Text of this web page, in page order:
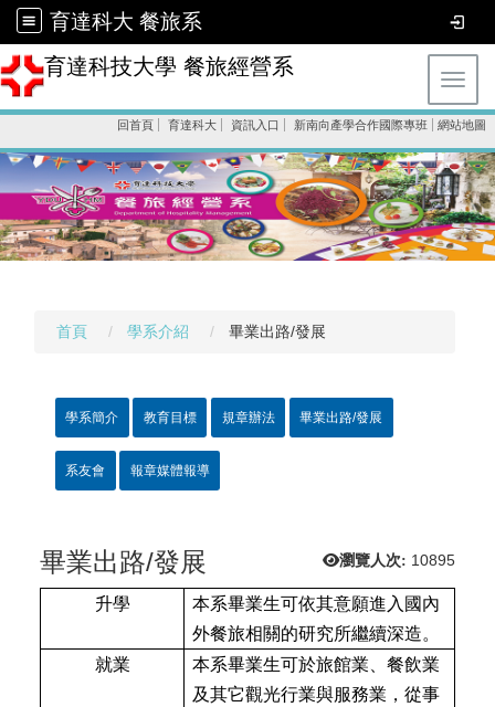
育達科大 餐旅系
育達科技大學 餐旅經營系
回首頁 育達科大 資訊入口 新南向產學合作國際專班 網站地圖
首頁 學系介紹 畢業出路/發展
學系簡介 教育目標 規章辦法 畢業出路/發展
系友會 報章媒體報導
瀏覽人次: 10895
畢業出路/發展
升學
本系畢業生可依其意願進入國內
外餐旅相關的研究所繼續深造。
就業
本系畢業生可於旅館業、餐飲業
及其它觀光行業與服務業，從事